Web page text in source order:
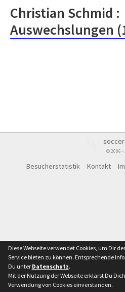
Christian Schmid :
Auswechslungen
© 2006 -
Besucherstatistik Kontakt
Diese Webseite verwendet Cookies, um Dir
Service bieten zu können. Entsprechende
Du unter Datenschutz.
Mit der Nutzung der Webseite erklärst Du
Verwendung von Cookies einverstanden.